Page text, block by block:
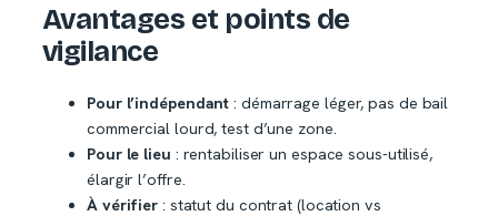
Avantages et points de
vigilance
Pour l’indépendant : démarrage léger, pas de bail
commercial lourd, test d’une zone.
Pour le lieu : rentabiliser un espace sous-utilisé,
élargir l’offre.
À vérifier : statut du contrat (location vs